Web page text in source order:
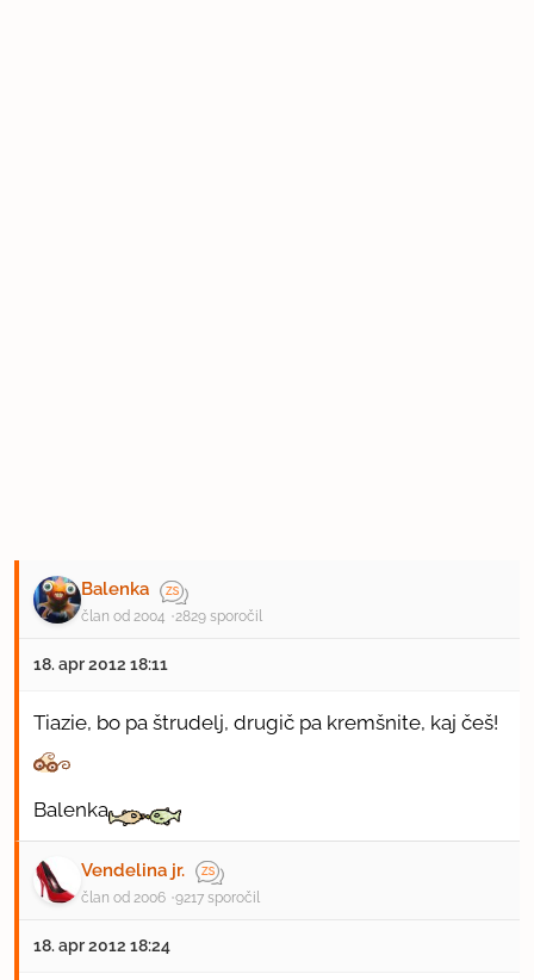
Balenka
član od 2004 2829 sporočil
18. apr 2012 18:11
Tiazie, bo pa štrudelj, drugič pa kremšnite, kaj češ!
Balenka
Vendelina jr.
član od 2006 9217 sporočil
18. apr 2012 18:24